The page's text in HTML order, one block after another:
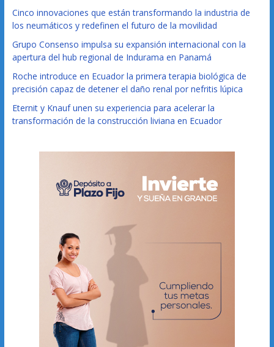
Cinco innovaciones que están transformando la industria de
los neumáticos y redefinen el futuro de la movilidad
Grupo Consenso impulsa su expansión internacional con la
apertura del hub regional de Indurama en Panamá
Roche introduce en Ecuador la primera terapia biológica de
precisión capaz de detener el daño renal por nefritis lúpica
Eternit y Knauf unen su experiencia para acelerar la
transformación de la construcción liviana en Ecuador